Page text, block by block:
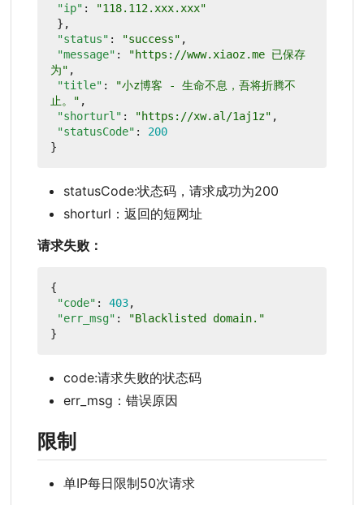
"ip" :
"118.112.xxx.xxx"
},
"status" : "success" ,
"message" :
"https://www.xiaoz.me 已保存
为" ,
"title" :
"小z博客 - 生命不息，吾将折腾不
止。" ,
"shorturl" : "https://xw.al/1aj1z" ,
"statusCode" :
200
}
statusCode:状态码，请求成功为200
shorturl：返回的短网址
请求失败：
{
"code" : 403,
"err_msg" :
"Blacklisted domain."
}
code:请求失败的状态码
err_msg：错误原因
限制
单IP每日限制50次请求